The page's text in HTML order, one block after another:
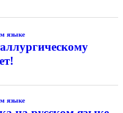
языке
языке